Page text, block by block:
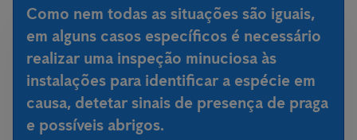
Como nem todas as situações são iguais,
em alguns casos específicos é necessário
realizar uma inspeção minuciosa às
instalações para identificar a espécie em
causa, detetar sinais de presença de praga
e possíveis abrigos.